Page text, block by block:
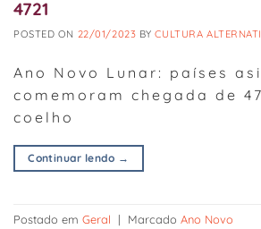
4721
POSTED ON 22/01/2023 BYCULTURA
Ano Novo Lunar: países
comemoram chegada de
coelho
Continuar lendo →
Postado em Geral | Marcado Ano Novo